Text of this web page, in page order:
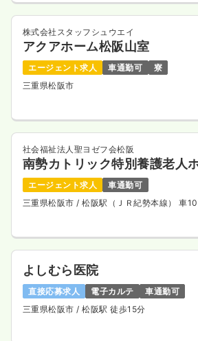
株式会社スタッフシュウエイ
アクアホーム松阪山室
エージェント求人 車通勤可
寮
三重県松阪市
社会福祉法人聖ヨゼフ会松阪
南勢カトリック特別養護老人
エージェント求人
車通勤可
三重県松阪市 / 松阪駅（ＪＲ紀勢本線） 車
よしむら医院
直接応募求人 電子カルテ
車通勤可
三重県松阪市 / 松阪駅 徒歩15分